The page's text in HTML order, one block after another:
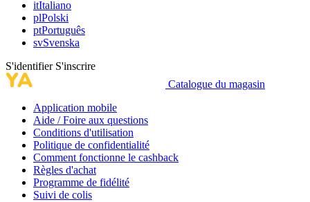
itItaliano
plPolski
ptPortuguês
svSvenska
S'identifier S'inscrire
Catalogue du magasin
Application mobile
Aide / Foire aux questions
Conditions d'utilisation
Politique de confidentialité
Comment fonctionne le cashback
Règles d'achat
Programme de fidélité
Suivi de colis